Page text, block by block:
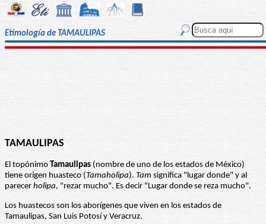
Etimología de TAMAULIPAS
TAMAULIPAS
El topónimo Tamaulipas (nombre de uno de los estados de México)
tiene origen huasteco (Tamaholipa). Tam significa "lugar donde" y al
parecer holipa, "rezar mucho". Es decir "Lugar donde se reza mucho".
Los huastecos son los aborígenes que viven en los estados de
Tamaulipas, San Luis Potosí y Veracruz.